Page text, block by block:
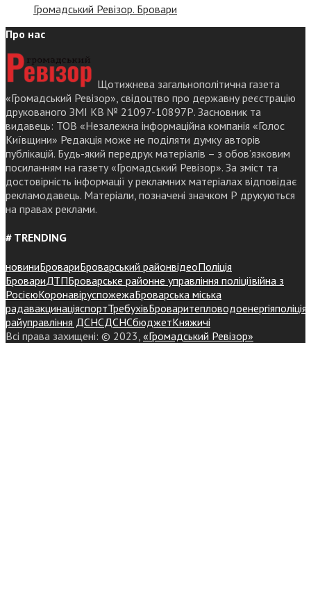
Громадський Ревізор. Бровари
Про нас
Щотижнева загальнополітична газета
«Громадський Ревізор», свідоцтво про державну реєстрацію
друкованого ЗМІ КВ № 21097-10897Р. Засновник та
видавець: ТОВ «Незалежна інформаційна компанія «Голос
Київщини» Редакція може не поділяти думку авторів
публікацій. Будь-який передрук матеріалів – з обов’язковим
посиланням на газету «Громадський Ревізор». За зміст та
достовірність інформації у рекламних матеріалах відповідає
рекламодавець. Матеріали, позначені значком Р друкуються
на правах реклами.
# TRENDING
новиниБровариБроварський районвідеоПоліція
БровариДТПБроварське районне управління поліціївійна з
РосієюКоронавіруспожежаБроварська міська
радавакцинаціяспортТребухівБроваритепловодоенергіяполіція
райуправління ДСНСДСНСбюджетКняжичі
Всі права захищені: © 2023, «Громадський Ревізор»